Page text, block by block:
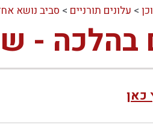
> עלונים תורניים > סביב נושא
בהלכה -
כאן